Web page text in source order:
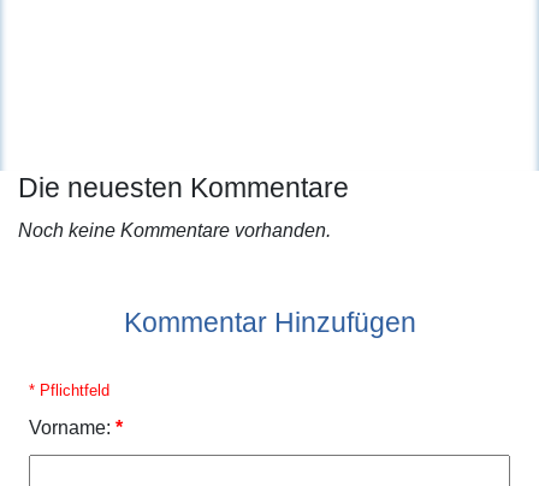
Die neuesten Kommentare
Noch keine Kommentare vorhanden.
Kommentar Hinzufügen
* Pflichtfeld
Vorname: *